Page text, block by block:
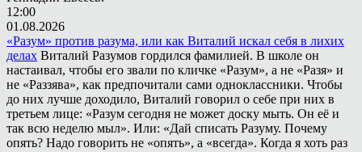
12:00
01.08.2026
«Разум» против разума, или как Виталий искал себя в лихих
делах Виталий Разумов гордился фамилией. В школе он
настаивал, чтобы его звали по кличке «Разум», а не «Разя» и
не «Раззява», как предпочитали сами одноклассники. Чтобы
до них лучше доходило, Виталий говорил о себе при них в
третьем лице: «Разум сегодня не может доску мыть. Он её и
так всю неделю мыл». Или: «Дай списать Разуму. Почему
опять? Надо говорить не «опять», а «всегда». Когда я хоть раз